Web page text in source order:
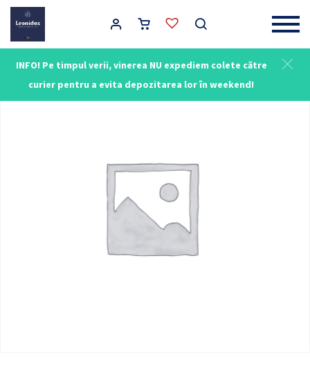
INFO! Pe timpul verii, vinerea NU expediem colete către
curier pentru a evita depozitarea lor în weekend!
Main Navigation